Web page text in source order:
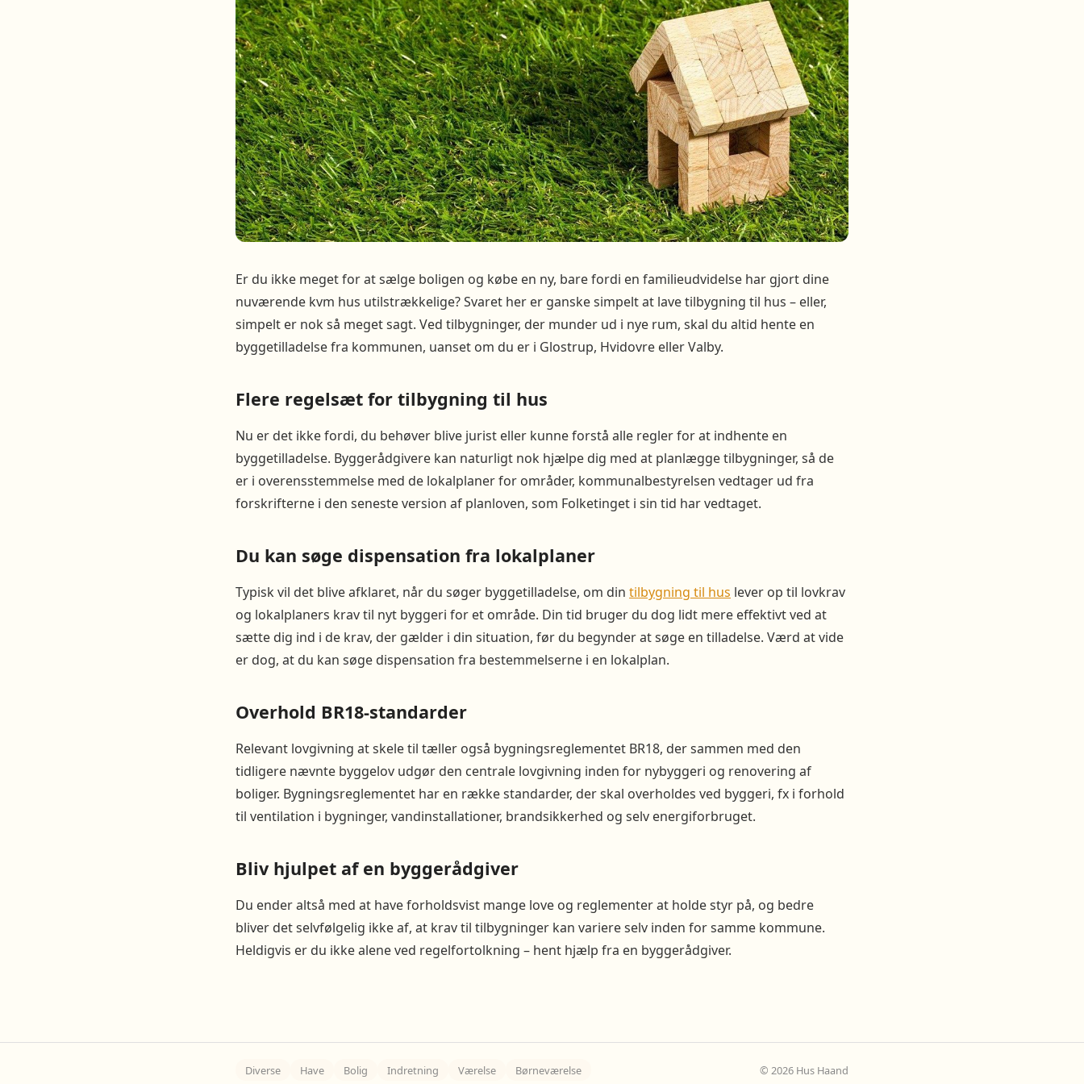
Er du ikke meget for at sælge boligen og købe en ny, bare fordi en familieudvidelse har gjort dine
nuværende kvm hus utilstrækkelige? Svaret her er ganske simpelt at lave tilbygning til hus – eller,
simpelt er nok så meget sagt. Ved tilbygninger, der munder ud i nye rum, skal du altid hente en
byggetilladelse fra kommunen, uanset om du er i Glostrup, Hvidovre eller Valby.
Flere regelsæt for tilbygning til hus
Nu er det ikke fordi, du behøver blive jurist eller kunne forstå alle regler for at indhente en
byggetilladelse. Byggerådgivere kan naturligt nok hjælpe dig med at planlægge tilbygninger, så de
er i overensstemmelse med de lokalplaner for områder, kommunalbestyrelsen vedtager ud fra
forskrifterne i den seneste version af planloven, som Folketinget i sin tid har vedtaget.
Du kan søge dispensation fra lokalplaner
Typisk vil det blive afklaret, når du søger byggetilladelse, om din tilbygning til hus lever op til lovkrav
og lokalplaners krav til nyt byggeri for et område. Din tid bruger du dog lidt mere effektivt ved at
sætte dig ind i de krav, der gælder i din situation, før du begynder at søge en tilladelse. Værd at vide
er dog, at du kan søge dispensation fra bestemmelserne i en lokalplan.
Overhold BR18-standarder
Relevant lovgivning at skele til tæller også bygningsreglementet BR18, der sammen med den
tidligere nævnte byggelov udgør den centrale lovgivning inden for nybyggeri og renovering af
boliger. Bygningsreglementet har en række standarder, der skal overholdes ved byggeri, fx i forhold
til ventilation i bygninger, vandinstallationer, brandsikkerhed og selv energiforbruget.
Bliv hjulpet af en byggerådgiver
Du ender altså med at have forholdsvist mange love og reglementer at holde styr på, og bedre
bliver det selvfølgelig ikke af, at krav til tilbygninger kan variere selv inden for samme kommune.
Heldigvis er du ikke alene ved regelfortolkning – hent hjælp fra en byggerådgiver.
Diverse Have Bolig Indretning Værelse Børneværelse © 2026 Hus Haand